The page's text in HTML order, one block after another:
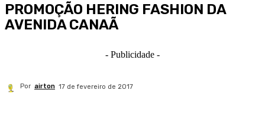
PROMOÇÃO HERING FASHION DA
AVENIDA CANAÃ
- Publicidade -
Por airton 17 de fevereiro de 2017